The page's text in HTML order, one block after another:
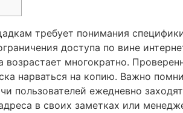
требует понимания
доступа по вине
многократно.
нарваться на копию. Важно
пользователей ежедневно
в своих заметках или